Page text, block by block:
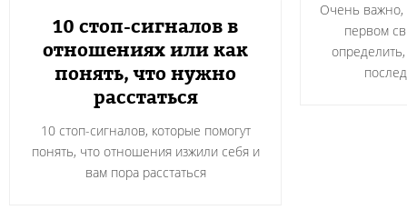
Очень важно,
первом
10 стоп-сигналов в
отношениях или как
понять, что нужно
расстаться
10 стоп-сигналов, которые помогут
понять, что отношения изжили себя и
вам пора расстаться